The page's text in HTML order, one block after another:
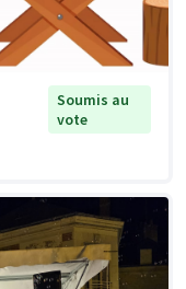
Soumis au
vote